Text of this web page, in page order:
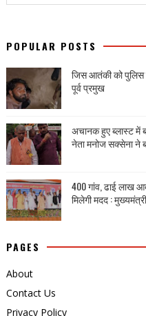
POPULAR POSTS
जिस आतंकी को पुलिस
पूर्व प्रमुख
अचानक हुए ब्लास्ट में
नेता मनोज सक्सेना ने
400 गांव, ढाई लाख
मिलेगी मदद : मुख्यमंत्री
PAGES
About
Contact Us
Privacy Policy